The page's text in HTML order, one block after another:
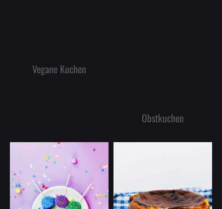
Vegane Kuchen
Obstkuchen